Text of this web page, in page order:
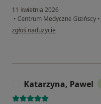
11 kwietnia 2026
• Centrum Medyczne Gizińscy •
w opinii użytkownika Robert
zgłoś nadużycie
Katarzyna, Pawel